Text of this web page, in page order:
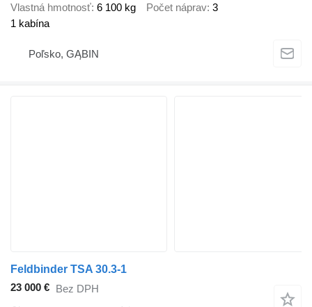
Vlastná hmotnosť 6 100 kg Počet náprav 3
1 kabína
Poľsko, GĄBIN
Feldbinder TSA 30.3-1
23 000 € Bez DPH